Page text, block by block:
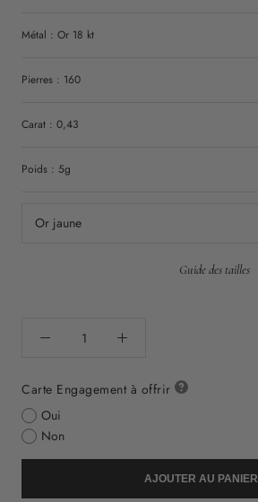
Métal : Or 18 kt
Pierres : 160
Carat : 0,43
Poids : 5g
Or jaune
Guide des tailles
Carte Engagement à offrir
Oui
Non
AJOUTER AU PANIER